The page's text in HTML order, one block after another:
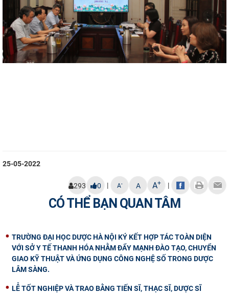
25-05-2022
293 0 | A- A A+ |
CÓ THỂ BẠN QUAN TÂM
TRƯỜNG ĐẠI HỌC DƯỢC HÀ NỘI KÝ KẾT HỢP TÁC TOÀN DIỆN
VỚI SỞ Y TẾ THANH HÓA NHẰM ĐẨY MẠNH ĐÀO TẠO, CHUYỂN
GIAO KỸ THUẬT VÀ ỨNG DỤNG CÔNG NGHỆ SỐ TRONG DƯỢC
LÂM SÀNG.
LỄ TỐT NGHIỆP VÀ TRAO BẰNG TIẾN SĨ, THẠC SĨ, DƯỢC SĨ